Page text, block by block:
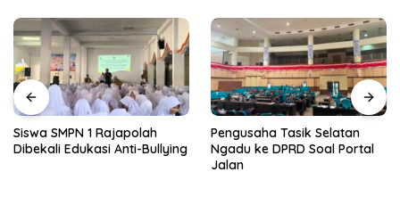
Siswa SMPN 1 Rajapolah
Dibekali Edukasi Anti-Bullying
Pengusaha Tasik Selatan
Ngadu ke DPRD Soal Portal
Jalan